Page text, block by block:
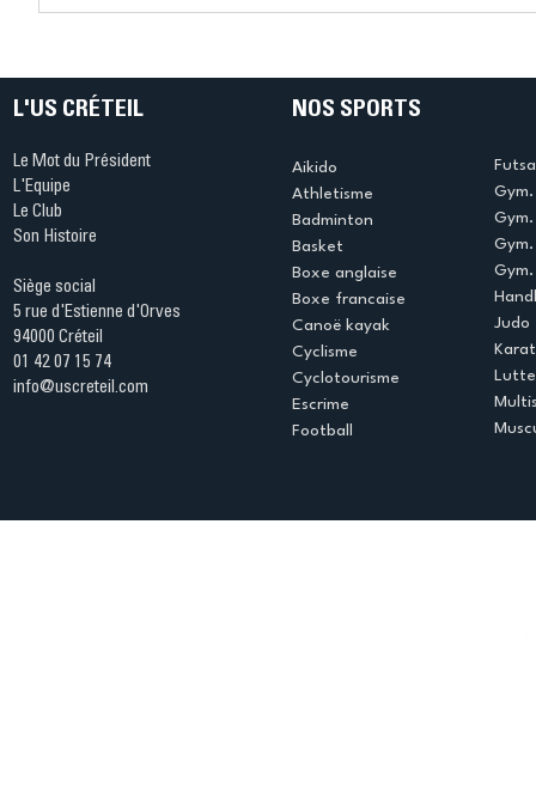
L'US CRÉTEIL
Le Mot du Président
L'Equipe
Le Club
Son Histoire
Siège social
5 rue d'Estienne d'Orves
94000 Créteil
01 42 07 15 74
info@uscreteil.com
NOS SPORTS
Aikido
Athletisme
Badminton
Basket
Boxe anglaise
Boxe francaise
Canoë kayak
Cyclisme
Cyclotourisme
Escrime
Football
Judo
Lutte